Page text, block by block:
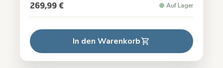
269,99 € Auf Lager
In den Warenkorb